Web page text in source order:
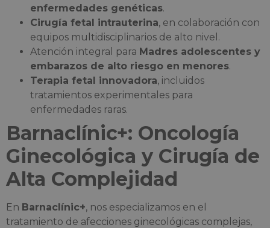
enfermedades genéticas.
Cirugía fetal intrauterina, en colaboración con
equipos multidisciplinarios de alto nivel.
Atención integral para Madres adolescentes y
embarazos de alto riesgo en menores.
Terapia fetal innovadora, incluidos
tratamientos experimentales para
enfermedades raras.
Barnaclínic+: Oncología
Ginecológica y Cirugía de
Alta Complejidad
En Barnaclínic+, nos especializamos en el
tratamiento de afecciones ginecológicas complejas,